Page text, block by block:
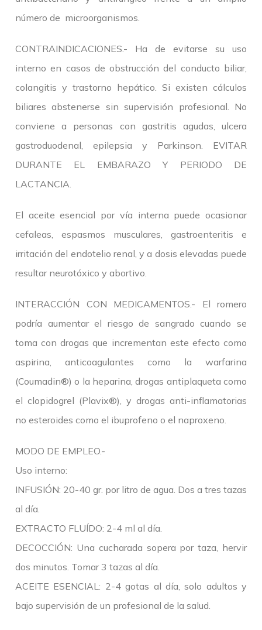
número de microorganismos.
CONTRAINDICACIONES.- Ha de evitarse su uso
interno en casos de obstrucción del conducto biliar,
colangitis y trastorno hepático. Si existen cálculos
biliares abstenerse sin supervisión profesional. No
conviene a personas con gastritis agudas, ulcera
gastroduodenal, epilepsia y Parkinson. EVITAR
DURANTE EL EMBARAZO Y PERIODO DE
LACTANCIA.
El aceite esencial por vía interna puede ocasionar
cefaleas, espasmos musculares, gastroenteritis e
irritación del endotelio renal, y a dosis elevadas puede
resultar neurotóxico y abortivo.
INTERACCIÓN CON MEDICAMENTOS.- El romero
podría aumentar el riesgo de sangrado cuando se
toma con drogas que incrementan este efecto como
aspirina, anticoagulantes como la warfarina
(Coumadin®) o la heparina, drogas antiplaqueta como
el clopidogrel (Plavix®), y drogas anti-inflamatorias
no esteroides como el ibuprofeno o el naproxeno.
MODO DE EMPLEO.-
Uso interno:
INFUSIÓN: 20-40 gr. por litro de agua. Dos a tres tazas
al día.
EXTRACTO FLUÍDO: 2-4 ml al día.
DECOCCIÓN: Una cucharada sopera por taza, hervir
dos minutos. Tomar 3 tazas al día.
ACEITE ESENCIAL: 2-4 gotas al día, solo adultos y
bajo supervisión de un profesional de la salud.